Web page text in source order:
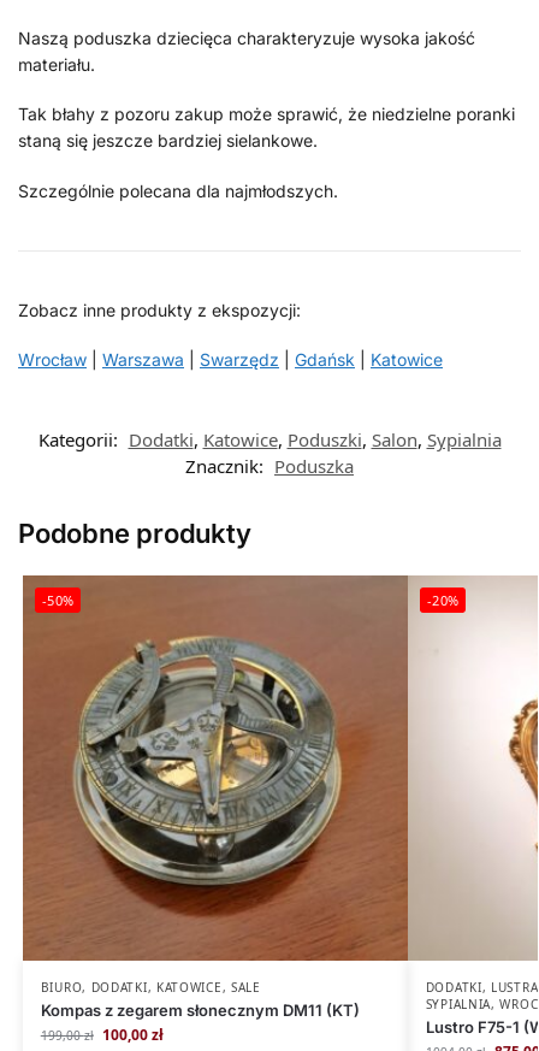
Naszą poduszka dziecięca charakteryzuje wysoka jakość
materiału.
Tak błahy z pozoru zakup może sprawić, że niedzielne poranki
staną się jeszcze bardziej sielankowe.
Szczególnie polecana dla najmłodszych.
Zobacz inne produkty z ekspozycji:
Wrocław Warszawa Swarzędz Gdańsk Katowice
Kategorii: Dodatki, Katowice, Poduszki, Salon, Sypialnia
Znacznik: Poduszka
Podobne produkty
-50%
BIURO, DODATKI, KATOWICE, SALE
Kompas z zegarem słonecznym DM11 (KT)
199,00zł 100,00zł
-20%
DODATKI, LUSTRA
SYPIALNIA,
Lustro F75-1